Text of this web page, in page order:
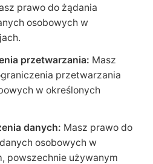
prawo do żądania
osobowych w
przetwarzania: Masz
przetwarzania
w określonych
danych: Masz prawo do
osobowych w
powszechnie używanym